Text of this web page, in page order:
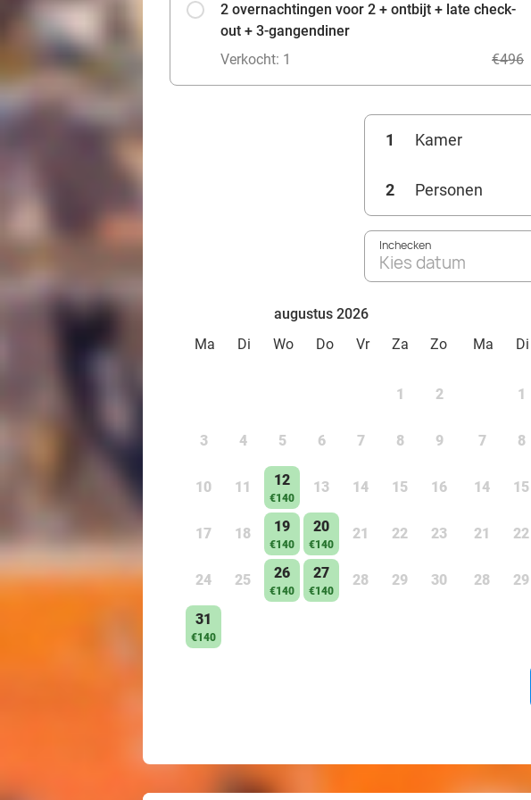
2 overnachtingen voor 2 + ontbijt + late check-
out + 3-gangendiner
Verkocht: 1 €496
1 Kamer
2 Personen
Inchecken
Kies datum
augustus 2026
Ma
Di Wo Do Vr Za Zo
1 2
3 4 5 6 7 8 9
10 11 12
€140
13 14 15 16
17 18 19
€140
20
€140
21 22 23
24 25 26
€140
27
€140
28 29 30
31
€140
Ma
Di
1
7 8
14 15
21 22
28 29